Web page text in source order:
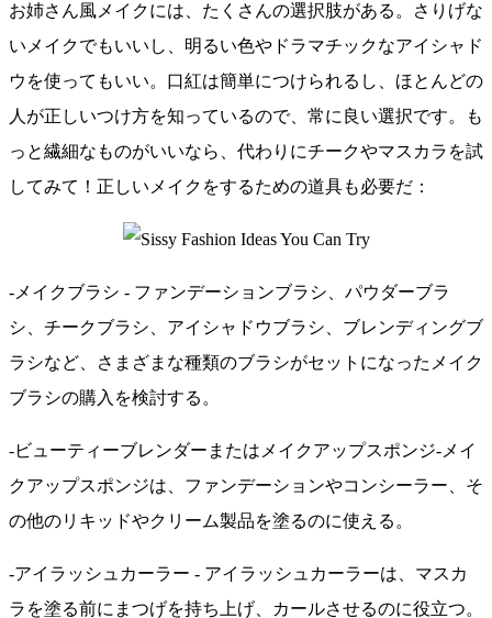
お姉さん風メイクには、たくさんの選択肢がある。さりげな
いメイクでもいいし、明るい色やドラマチックなアイシャド
ウを使ってもいい。口紅は簡単につけられるし、ほとんどの
人が正しいつけ方を知っているので、常に良い選択です。も
っと繊細なものがいいなら、代わりにチークやマスカラを試
してみて！正しいメイクをするための道具も必要だ：
-メイクブラシ - ファンデーションブラシ、パウダーブラ
シ、チークブラシ、アイシャドウブラシ、ブレンディングブ
ラシなど、さまざまな種類のブラシがセットになったメイク
ブラシの購入を検討する。
-ビューティーブレンダーまたはメイクアップスポンジ-メイ
クアップスポンジは、ファンデーションやコンシーラー、そ
の他のリキッドやクリーム製品を塗るのに使える。
-アイラッシュカーラー - アイラッシュカーラーは、マスカ
ラを塗る前にまつげを持ち上げ、カールさせるのに役立つ。